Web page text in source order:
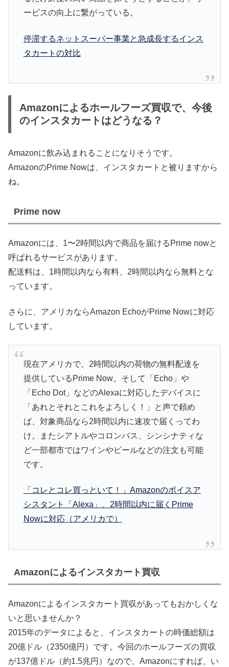
ービスの向上に繋がっている。
停滞するネットスーパー事業と急成長するインス
タカートの対比
Amazonによるホールフーズ買収で、今後
のインスタカートはどうなる？
Amazonに飲み込まれることになりそうです。
AmazonのPrime Nowは、インスタカートと被りますから
ね。
Prime now
Amazonには、1〜2時間以内で商品を届けるPrime nowと
呼ばれるサービスがあります。
配送料は、1時間以内なら有料、2時間以内なら無料とな
っています。
さらに、アメリカならAmazon EchoがPrime Nowに対応
しています。
現在アメリカで、2時間以内の荷物の無料配達を
提供しているPrime Now。そして「Echo」や
「Echo Dot」などのAlexaに対応したデバイスに
「あれとそれとこれをよろしく！」と声で頼め
ば、対象商品なら2時間以内に速攻で届くってわ
け。またシアトルやコロンバス、シンシナティな
ど一部都市ではワインやビールなどの注文も可能
です。
「コレとコレ買っといて！」Amazonのボイスア
シスタント「Alexa」、2時間以内に届くPrime
Nowに対応（アメリカで）
Amazonによるインスタカート買収
Amazonによるインスタカート買収があってもおかしくな
いと思いませんか？
2015年のデータによると、インスタカートの時価総額は
20億ドル（2350億円）です。今回のホールフーズの買収
が137億ドル（約1.5兆円）なので、Amazonにすれば、い